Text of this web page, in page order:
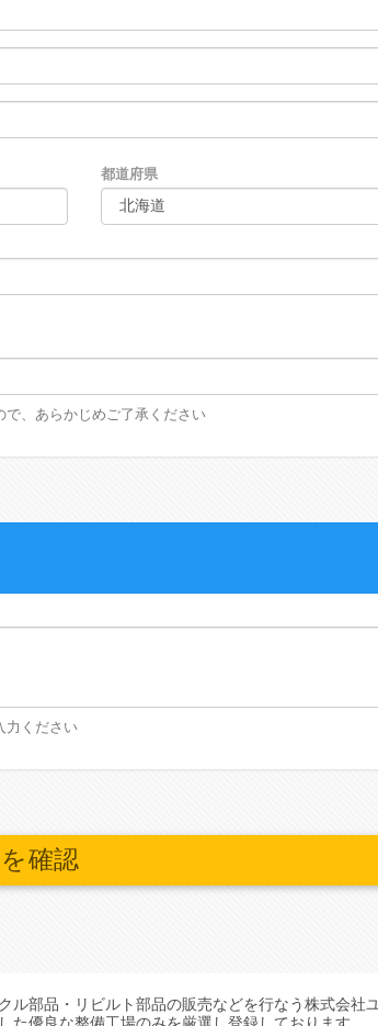
都道府県
、あらかじめご了承ください
力ください
確認
ル部品・リビルト部品の販売などを行なう株式会